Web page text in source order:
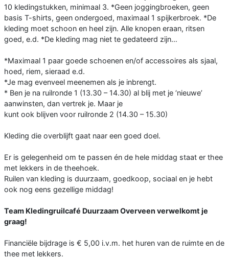
10 kledingstukken, minimaal 3. *Geen joggingbroeken, geen
basis T-shirts, geen ondergoed, maximaal 1 spijkerbroek. *De
kleding moet schoon en heel zijn. Alle knopen eraan, ritsen
goed, e.d. *De kleding mag niet te gedateerd zijn…
*Maximaal 1 paar goede schoenen en/of accessoires als sjaal,
hoed, riem, sieraad e.d.
*Je mag evenveel meenemen als je inbrengt.
* Ben je na ruilronde 1 (13.30 – 14.30) al blij met je ‘nieuwe’
aanwinsten, dan vertrek je. Maar je
kunt ook blijven voor ruilronde 2 (14.30 – 15.30)
Kleding die overblijft gaat naar een goed doel.
Er is gelegenheid om te passen én de hele middag staat er thee
met lekkers in de theehoek.
Ruilen van kleding is duurzaam, goedkoop, sociaal en je hebt
ook nog eens gezellige middag!
Team Kledingruilcafé Duurzaam Overveen verwelkomt je
graag!
Financiële bijdrage is € 5,00 i.v.m. het huren van de ruimte en de
thee met lekkers.